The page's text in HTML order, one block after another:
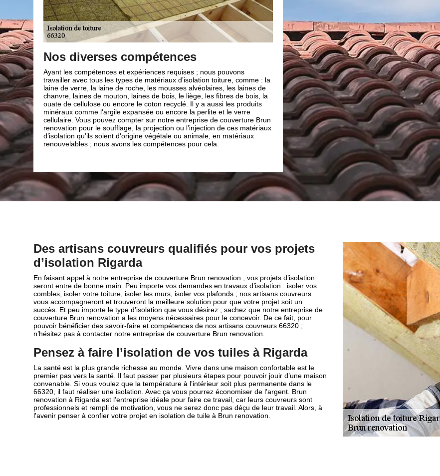
comme : la
laines de
de bois, la
produits
verre
Brun
matériaux
De vrai professionnel pour l’isolation
de votre toit
Lors d'une nouvelle construction ou lors d’un projet de rénovation,
depuis le comble ; la pose d'isolation peut être réalisée de chaque côté :
au-dessus ou en-dessous des chevrons. Mais pour ce faire, il est
essentiel de faire appel à un professionnel en couverture comme Brun
renovation. D’ailleurs, isoler le toit est un bon moyen pour améliorer la
performance du toit pour une maison dans une température froide.
Ainsi, si vous désirez avoir une bonne isolation de toiture ; contactez
sans plus attendre notre entreprise de couverture Brun renovation dans
la ville de Rigarda 66320.
Un devis isolation toiture
gratuit
Notre équipe d’artisan couvreur réalise des travaux
circonstances. Mais avant que nous prenions vos
nécessaire que vous nous fassiez une demande de
demande de devis isolation toiture est gratuite et
votre part avec notre entreprise de couverture Brun
vous aurez une réponse claire, détaillée et sur
demande de devis dans les plus brefs délais (en
Alors, pour des travaux d’isolation toiture efficace ;
contacter notre entreprise de couverture Brun
Des artisans couvreurs qualifiés pour vos projets
d’isolation Rigarda
En faisant appel à notre entreprise de couverture Brun renovation ; vos projets d’isolation
seront entre de bonne main. Peu importe vos demandes en travaux d’isolation : isoler vos
combles, isoler votre toiture, isoler les murs, isoler vos plafonds ; nos artisans couvreurs
vous accompagneront et trouveront la meilleure solution pour que votre projet soit un
succès. Et peu importe le type d’isolation que vous désirez ; sachez que notre entreprise de
couverture Brun renovation a les moyens nécessaires pour le concevoir. De ce fait, pour
pouvoir bénéficier des savoir-faire et compétences de nos artisans couvreurs 66320 ;
n’hésitez pas à contacter notre entreprise de couverture Brun renovation.
Pensez à faire l’isolation de vos tuiles à Rigarda
La santé est la plus grande richesse au monde. Vivre dans une maison confortable est le
premier pas vers la santé. Il faut passer par plusieurs étapes pour pouvoir jouir d’une maison
convenable. Si vous voulez que la température à l’intérieur soit plus permanente dans le
66320, il faut réaliser une isolation. Avec ça vous pourrez économiser de l’argent. Brun
renovation à Rigarda est l’entreprise idéale pour faire ce travail, car leurs couvreurs sont
professionnels et rempli de motivation, vous ne serez donc pas déçu de leur travail. Alors, à
l'avenir penser à confier votre projet en isolation de tuile à Brun renovation.